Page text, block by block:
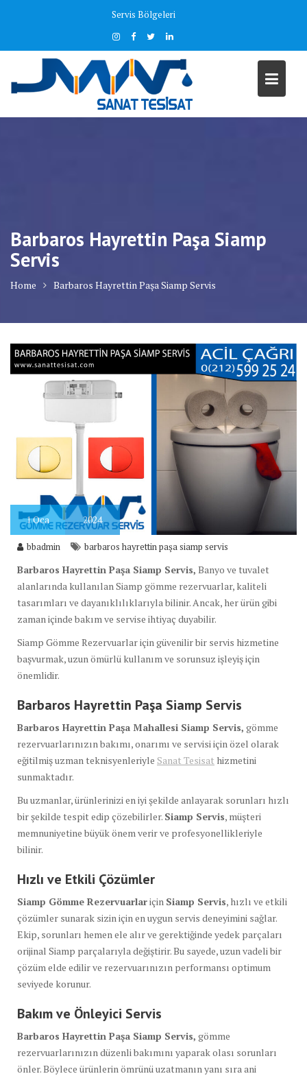
Servis Bölgeleri
Barbaros Hayrettin Paşa Siamp
Servis
Home Barbaros Hayrettin Paşa Siamp Servis
1Oca 2024
bbadmin barbaros hayrettin paşa siamp servis
Barbaros Hayrettin Paşa Siamp Servis, Banyo ve tuvalet
alanlarında kullanılan Siamp gömme rezervuarlar, kaliteli
tasarımları ve dayanıklılıklarıyla bilinir. Ancak, her ürün gibi
zaman içinde bakım ve servise ihtiyaç duyabilir.
Siamp Gömme Rezervuarlar için güvenilir bir servis hizmetine
başvurmak, uzun ömürlü kullanım ve sorunsuz işleyiş için
önemlidir.
Barbaros Hayrettin Paşa Siamp Servis
Barbaros Hayrettin Paşa Mahallesi Siamp Servis, gömme
rezervuarlarınızın bakımı, onarımı ve servisi için özel olarak
eğitilmiş uzman teknisyenleriyle Sanat Tesisat hizmetini
sunmaktadır.
Bu uzmanlar, ürünlerinizi en iyi şekilde anlayarak sorunları hızlı
bir şekilde tespit edip çözebilirler. Siamp Servis, müşteri
memnuniyetine büyük önem verir ve profesyonellikleriyle
bilinir.
Hızlı ve Etkili Çözümler
Siamp Gömme Rezervuarlariçin Siamp Servis, hızlı ve etkili
çözümler sunarak sizin için en uygun servis deneyimini sağlar.
Ekip, sorunları hemen ele alır ve gerektiğinde yedek parçaları
orijinal Siamp parçalarıyla değiştirir. Bu sayede, uzun vadeli bir
çözüm elde edilir ve rezervuarınızın performansı optimum
seviyede korunur.
Bakım ve Önleyici Servis
Barbaros Hayrettin Paşa Siamp Servis, gömme
rezervuarlarınızın düzenli bakımını yaparak olası sorunları
önler. Böylece ürünlerin ömrünü uzatmanın yanı sıra ani